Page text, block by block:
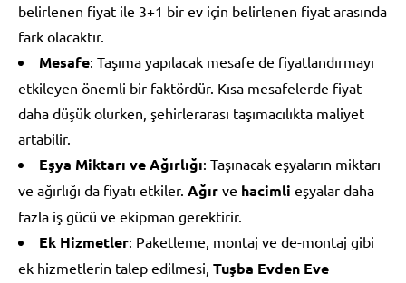
belirlenen fiyat ile 3+1 bir ev için belirlenen fiyat arasında
fark olacaktır.
Mesafe: Taşıma yapılacak mesafe de fiyatlandırmayı
etkileyen önemli bir faktördür. Kısa mesafelerde fiyat
daha düşük olurken, şehirlerarası taşımacılıkta maliyet
artabilir.
Eşya Miktarı ve Ağırlığı: Taşınacak eşyaların miktarı
ve ağırlığı da fiyatı etkiler. Ağır ve hacimli eşyalar daha
fazla iş gücü ve ekipman gerektirir.
Ek Hizmetler: Paketleme, montaj ve de-montaj gibi
ek hizmetlerin talep edilmesi, Tuşba Evden Eve